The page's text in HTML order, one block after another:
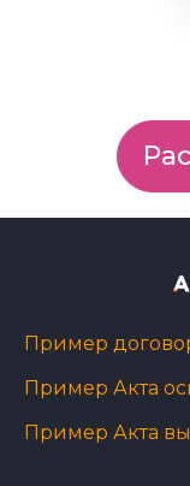
Пример
Пример Акта
Пример Акта